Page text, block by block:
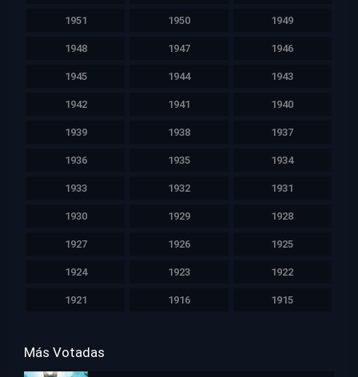
1951 1950 1949
1948 1947 1946
1945 1944 1943
1942 1941 1940
1939 1938 1937
1936 1935 1934
1933 1932 1931
1930 1929 1928
1927 1926 1925
1924 1923 1922
1921 1916 1915
Más Votadas